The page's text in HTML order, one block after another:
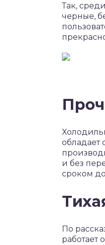
Так,
черные,
обладает
и без
сроком до
По
работает